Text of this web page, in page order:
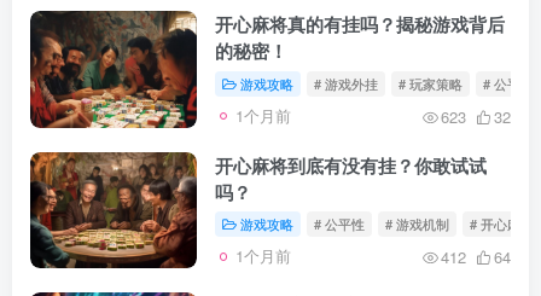
开心麻将真的有挂吗？揭秘游戏背后
的秘密！
游戏攻略 # 游戏外挂 # 玩家策略 # 公平性
1个月前 623 32
开心麻将到底有没有挂？你敢试试
吗？
游戏攻略 # 公平性 # 游戏机制 # 开心麻将
1个月前 412 64